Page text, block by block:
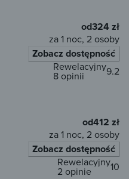
od324 zł
za 1 noc, 2 osoby
Zobacz dostępność
9.2
Rewelacyjny
8 opinii
od412 zł
za 1 noc, 2 osoby
Zobacz dostępność
10
Rewelacyjny
2 opinie